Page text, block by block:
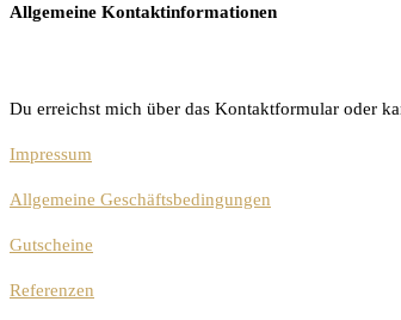
Allgemeine Kontaktinformationen
Du erreichst mich über das Kontaktformular oder
Impressum
Allgemeine Geschäftsbedingungen
Gutscheine
Referenzen